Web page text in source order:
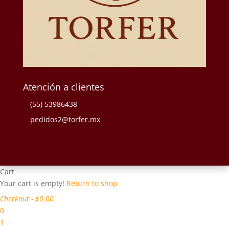
Atención a clientes
(55) 53986438
pedidos2@torfer.mx
Cart
Your cart is empty! Return to shop
Checkout - $0.00
0
1